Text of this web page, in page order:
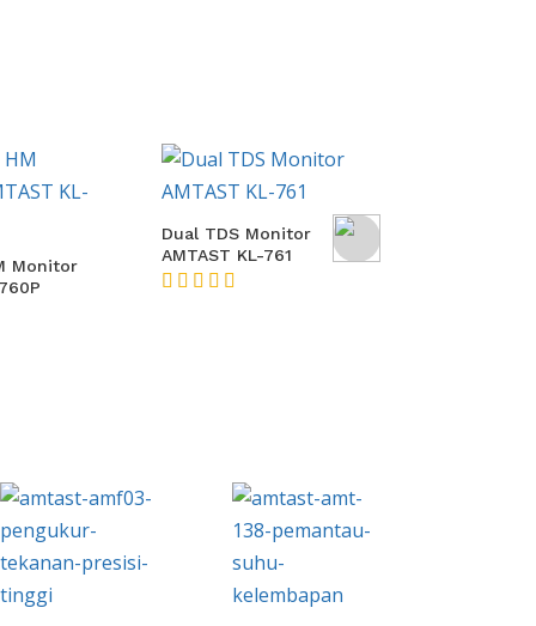
Alat Ukur TDS Digital
AMTASTA KLRO22
★★★★★